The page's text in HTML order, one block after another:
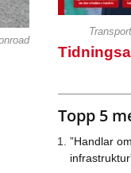
Topp 5
”Handlar